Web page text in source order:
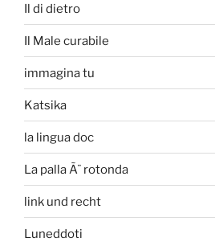
Il di dietro
Il Male curabile
immagina tu
Katsika
la lingua doc
La palla Ã¨ rotonda
link und recht
Luneddoti